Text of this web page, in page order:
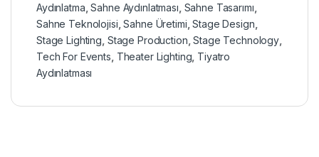
Aydınlatma ,Sahne Aydınlatması Sahne Tasarımı
Sahne Teknolojisi ,Sahne Üretimi ,Stage Design
Stage Lighting Stage Production ,Stage Technology
Tech For Events Theater Lighting Tiyatro
Aydınlatması